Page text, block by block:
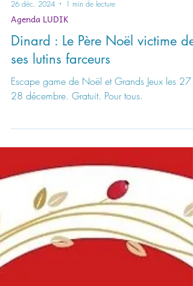
26 déc. 2024 1 min de lecture
Agenda LUDIK
Dinard : Le Père Noël victime de
ses lutins farceurs
28 décembre. Gratuit. Pour tous.